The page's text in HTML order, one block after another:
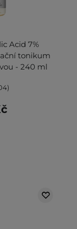
Acid 7%
tonikum
- 240 ml